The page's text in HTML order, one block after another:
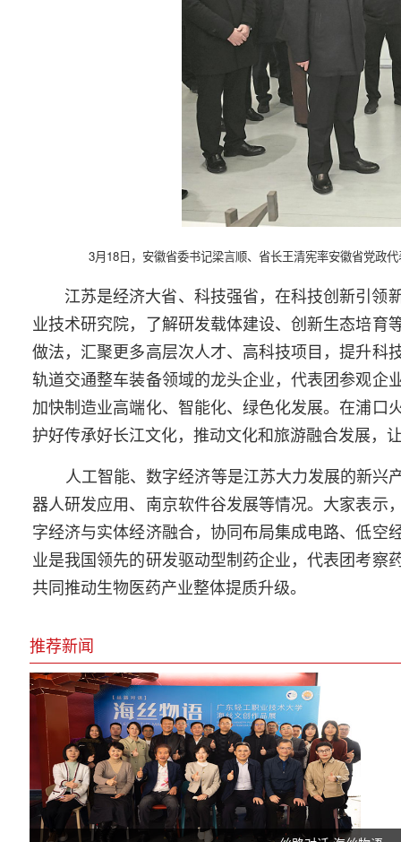
3月18日，安徽省委书记梁言顺、省长王清宪率安徽省党政
江苏是经济大省、科技强省，在科技创新引领
业技术研究院，了解研发载体建设、创新生态培
做法，汇聚更多高层次人才、高科技项目，提升科
轨道交通整车装备领域的龙头企业，代表团参观企
加快制造业高端化、智能化、绿色化发展。在浦
护好传承好长江文化，推动文化和旅游融合发展，
人工智能、数字经济等是江苏大力发展的新
器人研发应用、南京软件谷发展等情况。大家表示
字经济与实体经济融合，协同布局集成电路、低
业是我国领先的研发驱动型制药企业，代表团考
共同推动生物医药产业整体提质升级。
推荐新闻